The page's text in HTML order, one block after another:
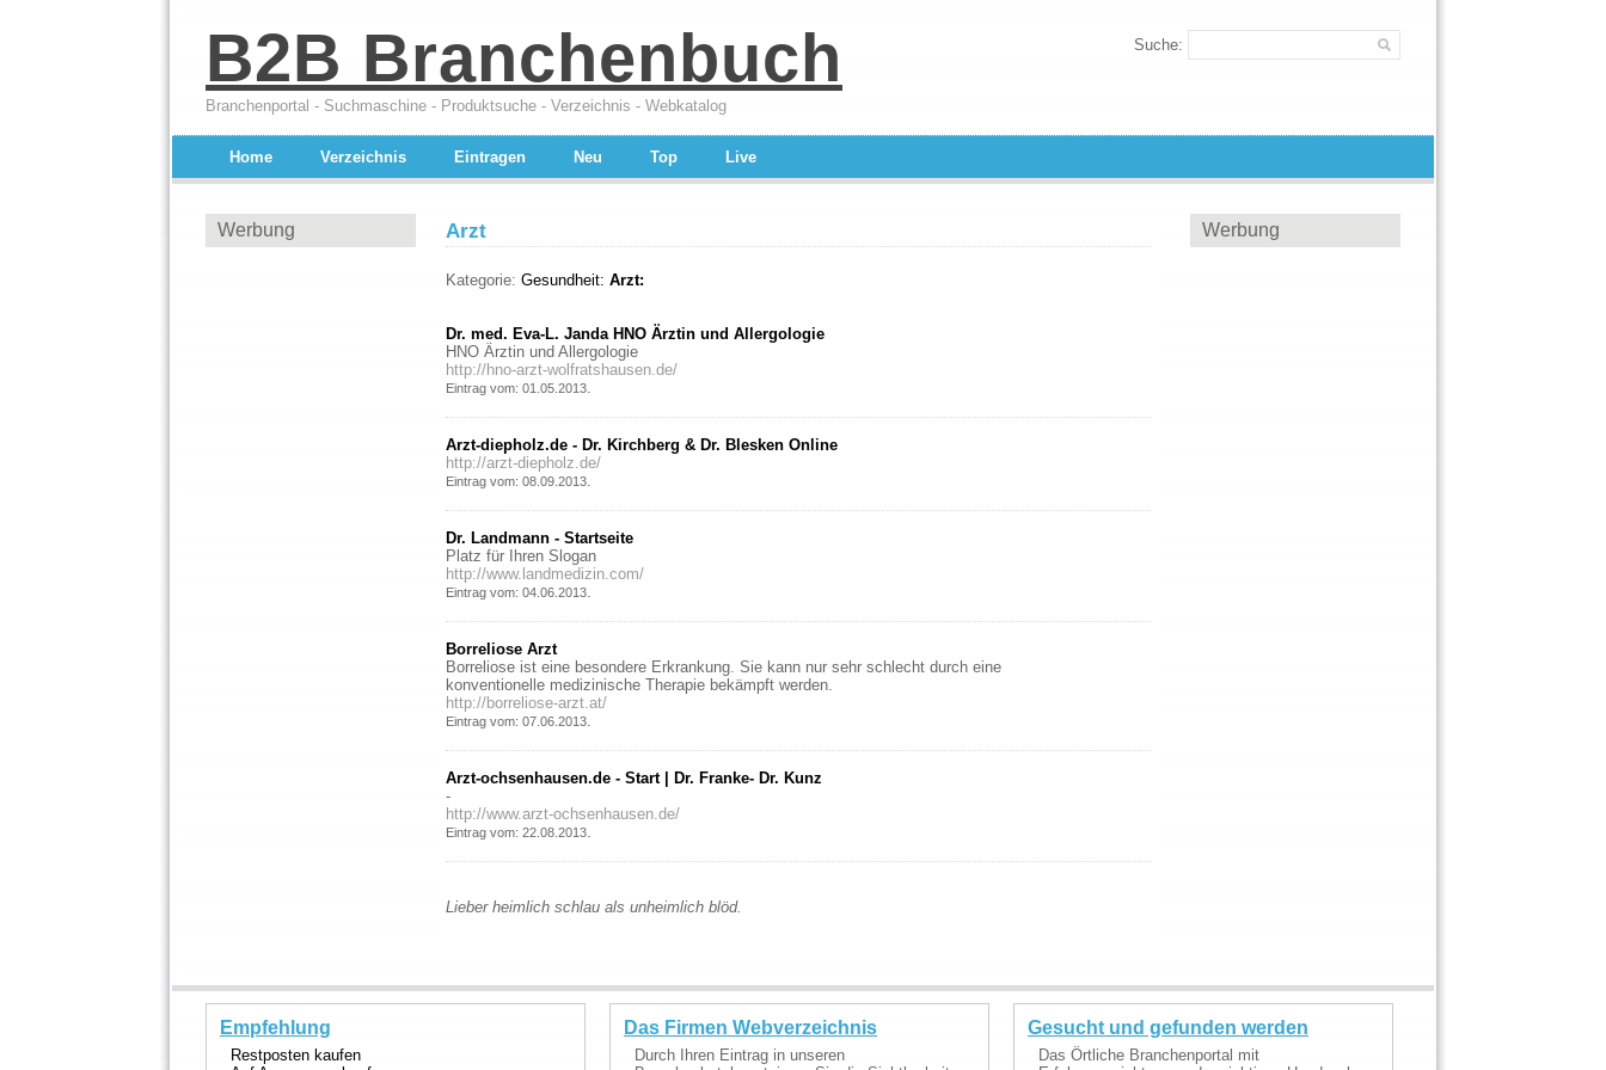
B2B Branchenbuch
Branchenportal - Suchmaschine - Produktsuche - Verzeichnis - Webkatalog
Suche:
Home Verzeichnis Eintragen Neu Top Live
Werbung Arzt
Kategorie: Gesundheit: Arzt:
Dr. med. Eva-L. Janda HNO Ärztin und Allergologie
HNO Ärztin und Allergologie
http://hno-arzt-wolfratshausen.de/
Eintrag vom: 01.05.2013.
Arzt-diepholz.de - Dr. Kirchberg & Dr. Blesken Online
http://arzt-diepholz.de/
Eintrag vom: 08.09.2013.
Dr. Landmann - Startseite
Platz für Ihren Slogan
http://www.landmedizin.com/
Eintrag vom: 04.06.2013.
Borreliose Arzt
Borreliose ist eine besondere Erkrankung. Sie kann nur sehr schlecht durch eine
konventionelle medizinische Therapie bekämpft werden.
http://borreliose-arzt.at/
Eintrag vom: 07.06.2013.
Arzt-ochsenhausen.de - Start | Dr. Franke- Dr. Kunz
-
http://www.arzt-ochsenhausen.de/
Eintrag vom: 22.08.2013.
Lieber heimlich schlau als unheimlich blöd.
Werbung
Empfehlung
Restposten kaufen
Das Firmen Webverzeichnis
Durch Ihren Eintrag in unseren
Gesucht und gefunden werden
Das Örtliche Branchenportal mit